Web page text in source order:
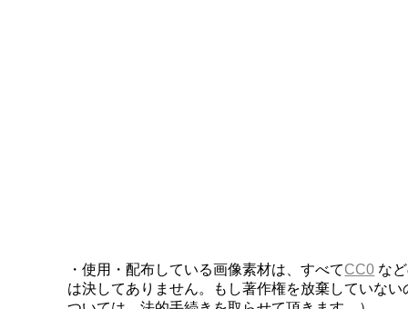
・使用・配布している画像素材は、すべてCC0 な
は決してありません。もし著作権を放棄していな